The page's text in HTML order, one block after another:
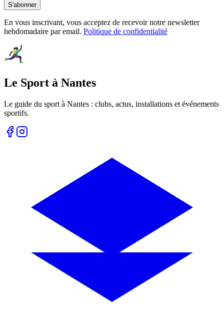
S'abonner
En vous inscrivant, vous acceptez de recevoir notre newsletter
hebdomadaire par email. Politique de confidentialité
Le Sport à Nantes
Le guide du sport à Nantes : clubs, actus, installations et événements
sportifs.